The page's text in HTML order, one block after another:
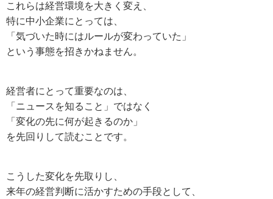
これらは経営環境を大きく変え、
特に中小企業にとっては、
「気づいた時にはルールが変わっていた」
という事態を招きかねません。
経営者にとって重要なのは、
「ニュースを知ること」ではなく
「変化の先に何が起きるのか」
を先回りして読むことです。
こうした変化を先取りし、
来年の経営判断に活かすための手段として、